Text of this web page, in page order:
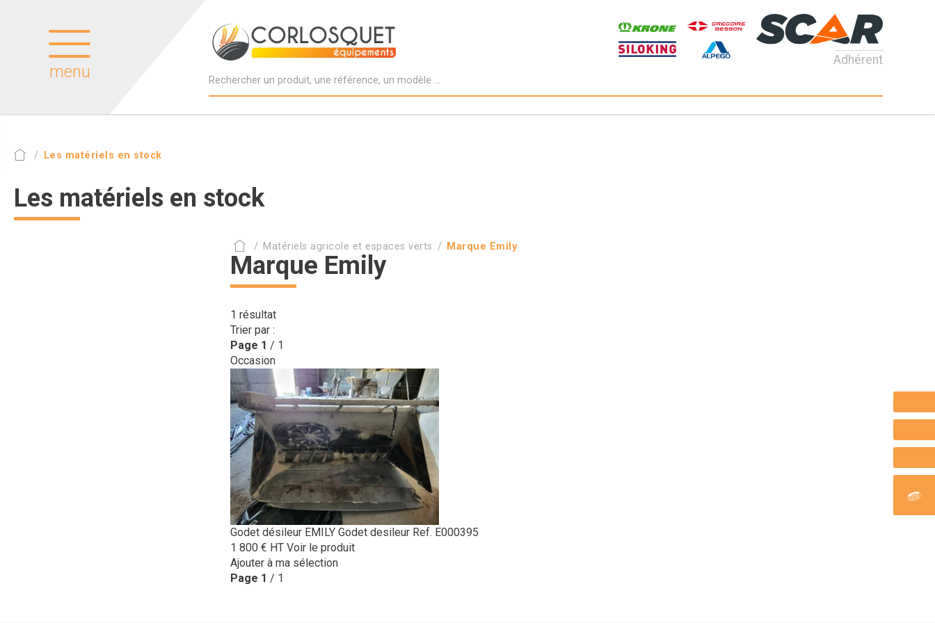
menu
Adhérent
Les matériels en stock
Les matériels en stock
Matériels agricole et espaces verts Marque Emily
Marque Emily
1 résultat
Trier par :
Page 1 / 1
Occasion
Godet désileur EMILY Godet desileur Ref. E000395
1 800 € HT Voir le produit
Ajouter à ma sélection
Page 1 / 1